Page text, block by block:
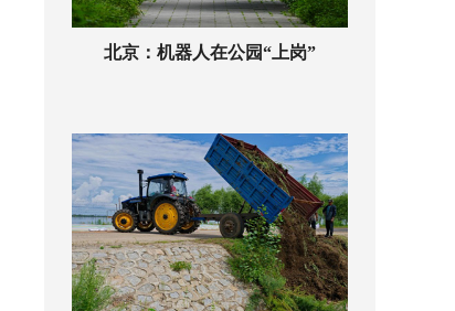
北京：机器人在公园“上岗”